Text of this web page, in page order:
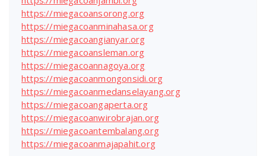
https://miegacoansorong.org
https://miegacoanminahasa.org
https://miegacoangianyar.org
https://miegacoansleman.org
https://miegacoannagoya.org
https://miegacoanmongonsidi.org
https://miegacoanmedanselayang.org
https://miegacoangaperta.org
https://miegacoanwirobrajan.org
https://miegacoantembalang.org
https://miegacoanmajapahit.org